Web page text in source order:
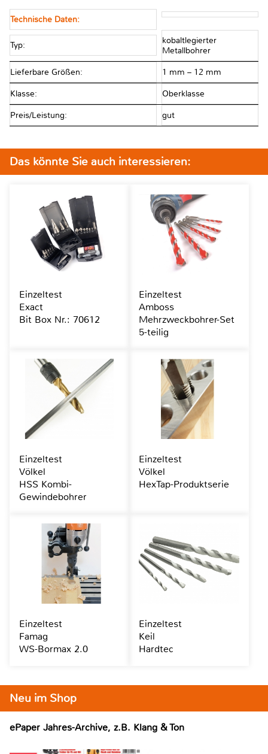
Technische Daten:
Typ:
kobaltlegierter
Metallbohrer
Lieferbare Größen: 1 mm – 12 mm
Klasse: Oberklasse
Preis/Leistung: gut
Neu im Shop
ePaper Jahres-Archive, z.B. Klang & Ton
Das könnte Sie auch interessieren:
Einzeltest
Exact
Bit Box Nr.: 70612
Einzeltest
Amboss
Mehrzweckbohrer-Set
5-teilig
Einzeltest
Völkel
HSS Kombi-
Gewindebohrer
Einzeltest
Völkel
HexTap-Produktserie
Einzeltest
Famag
WS-Bormax 2.0
Einzeltest
Keil
Hardtec